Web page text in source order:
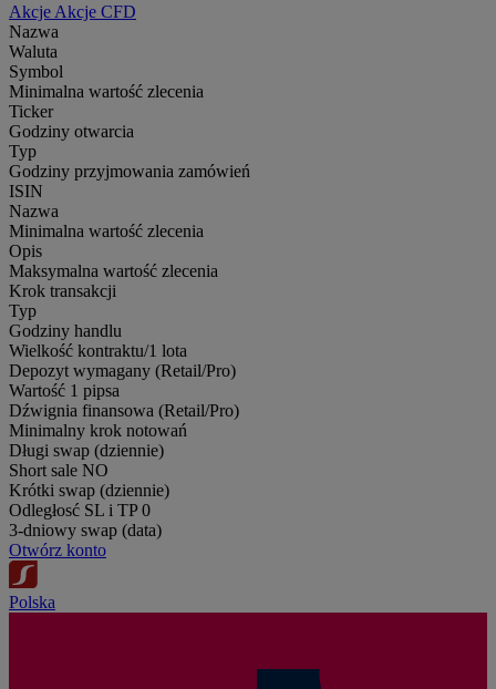
Akcje Akcje CFD
Nazwa
Waluta
Symbol
Minimalna wartość zlecenia
Ticker
Godziny otwarcia
Typ
Godziny przyjmowania zamówień
ISIN
Nazwa
Minimalna wartość zlecenia
Opis
Maksymalna wartość zlecenia
Krok transakcji
Typ
Godziny handlu
Wielkość kontraktu/1 lota
Depozyt wymagany (Retail/Pro)
Wartość 1 pipsa
Dźwignia finansowa (Retail/Pro)
Minimalny krok notowań
Długi swap (dziennie)
Short sale NO
Krótki swap (dziennie)
Odległosć SL i TP 0
3-dniowy swap (data)
Otwórz konto
Polska